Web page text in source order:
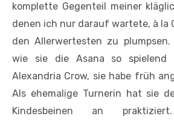
komplette Gegenteil meiner
denen ich nur darauf wartete, à la
den Allerwertesten zu
wie sie die Asana so spielend
Alexandria Crow, sie habe früh
Als ehemalige Turnerin hat sie
Kindesbeinen an